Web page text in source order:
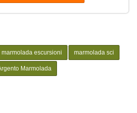
marmolada escursioni marmolada sci
Marmolada